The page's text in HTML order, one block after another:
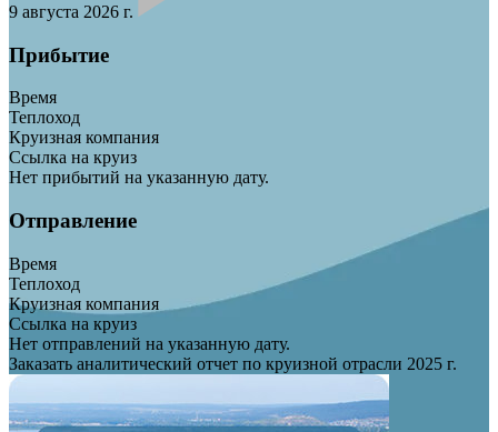
9 августа 2026 г.
Прибытие
Время
Теплоход
Круизная компания
Ссылка на круиз
Нет прибытий на указанную дату.
Отправление
Время
Теплоход
Круизная компания
Ссылка на круиз
Нет отправлений на указанную дату.
Заказать аналитический отчет по круизной отрасли 2025 г.